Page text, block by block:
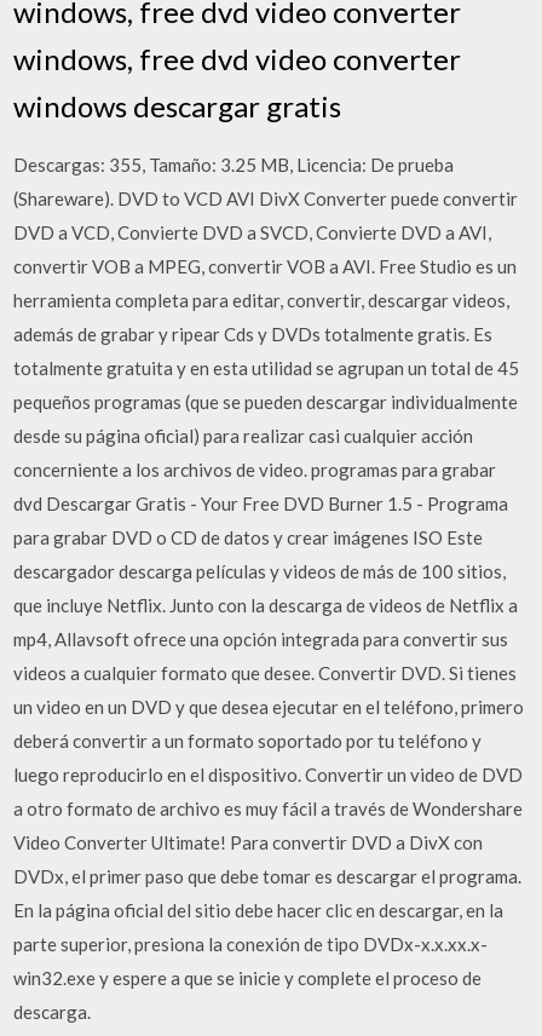
windows, free dvd video converter
windows, free dvd video converter
windows descargar gratis
Descargas: 355, Tamaño: 3.25 MB, Licencia: De prueba
(Shareware). DVD to VCD AVI DivX Converter puede convertir
DVD a VCD, Convierte DVD a SVCD, Convierte DVD a AVI,
convertir VOB a MPEG, convertir VOB a AVI. Free Studio es un
herramienta completa para editar, convertir, descargar videos,
además de grabar y ripear Cds y DVDs totalmente gratis. Es
totalmente gratuita y en esta utilidad se agrupan un total de 45
pequeños programas (que se pueden descargar individualmente
desde su página oficial) para realizar casi cualquier acción
concerniente a los archivos de video. programas para grabar
dvd Descargar Gratis - Your Free DVD Burner 1.5 - Programa
para grabar DVD o CD de datos y crear imágenes ISO Este
descargador descarga películas y videos de más de 100 sitios,
que incluye Netflix. Junto con la descarga de videos de Netflix a
mp4, Allavsoft ofrece una opción integrada para convertir sus
videos a cualquier formato que desee. Convertir DVD. Si tienes
un video en un DVD y que desea ejecutar en el teléfono, primero
deberá convertir a un formato soportado por tu teléfono y
luego reproducirlo en el dispositivo. Convertir un video de DVD
a otro formato de archivo es muy fácil a través de Wondershare
Video Converter Ultimate! Para convertir DVD a DivX con
DVDx, el primer paso que debe tomar es descargar el programa.
En la página oficial del sitio debe hacer clic en descargar, en la
parte superior, presiona la conexión de tipo DVDx-x.x.xx.x-
win32.exe y espere a que se inicie y complete el proceso de
descarga.